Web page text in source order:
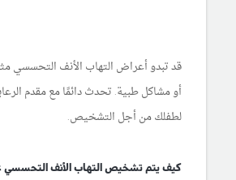
قد تبدو أعراض التهاب الأنف التحسسي
أو مشاكل طبية. تحدث دائمًا مع مقدم
لطفلك من أجل التشخيص.
كيف يتم تشخيص التهاب الأنف التحسسي